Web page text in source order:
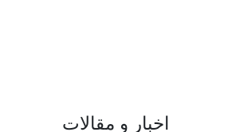
اخبار و مقالات